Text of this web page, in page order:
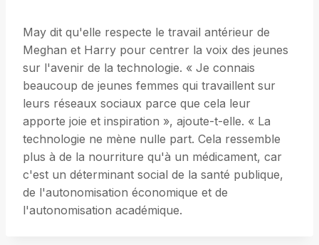
May dit qu'elle respecte le travail antérieur de
Meghan et Harry pour centrer la voix des jeunes
sur l'avenir de la technologie. « Je connais
beaucoup de jeunes femmes qui travaillent sur
leurs réseaux sociaux parce que cela leur
apporte joie et inspiration », ajoute-t-elle. « La
technologie ne mène nulle part. Cela ressemble
plus à de la nourriture qu'à un médicament, car
c'est un déterminant social de la santé publique,
de l'autonomisation économique et de
l'autonomisation académique.